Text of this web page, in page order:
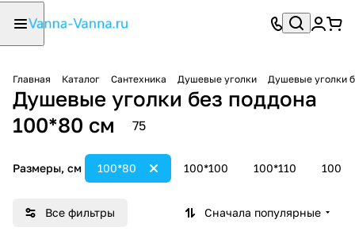
Главная Каталог Сантехника Душевые уголки Душевые уголки
Душевые уголки без поддона
100*80 см
75
Размеры, см 100*100 100*110
100*80
Все фильтры Сначала популярные